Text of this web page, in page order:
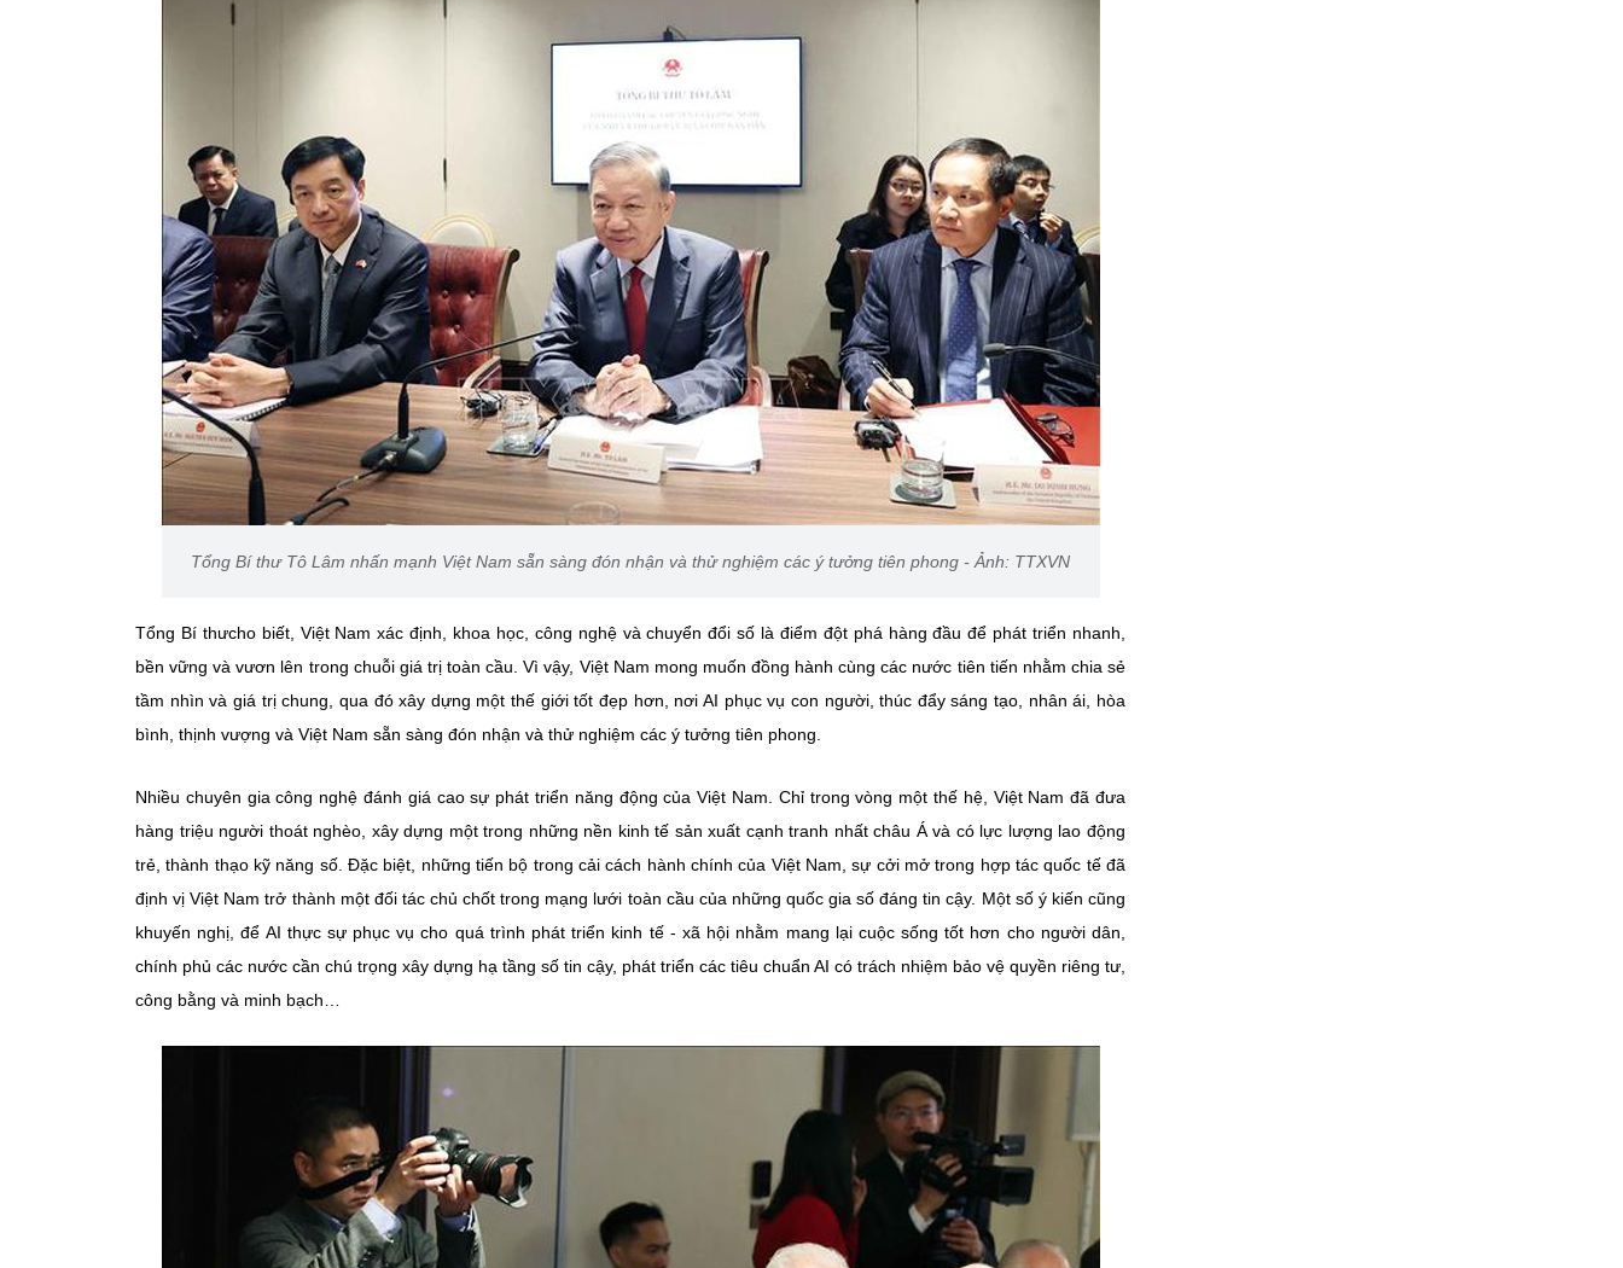
Tổng Bí thư Tô Lâm nhấn mạnh Việt Nam sẵn sàng đón nhận và thử nghiệm các ý tưởng tiên phong - Ảnh: TTXVN
Tổng Bí thưcho biết, Việt Nam xác định, khoa học, công nghệ và chuyển đổi số là điểm đột phá hàng đầu để phát triển nhanh,
bền vững và vươn lên trong chuỗi giá trị toàn cầu. Vì vậy, Việt Nam mong muốn đồng hành cùng các nước tiên tiến nhằm chia sẻ
tầm nhìn và giá trị chung, qua đó xây dựng một thế giới tốt đẹp hơn, nơi AI phục vụ con người, thúc đẩy sáng tạo, nhân ái, hòa
bình, thịnh vượng và Việt Nam sẵn sàng đón nhận và thử nghiệm các ý tưởng tiên phong.
Nhiều chuyên gia công nghệ đánh giá cao sự phát triển năng động của Việt Nam. Chỉ trong vòng một thế hệ, Việt Nam đã đưa
hàng triệu người thoát nghèo, xây dựng một trong những nền kinh tế sản xuất cạnh tranh nhất châu Á và có lực lượng lao động
trẻ, thành thạo kỹ năng số. Đặc biệt, những tiến bộ trong cải cách hành chính của Việt Nam, sự cởi mở trong hợp tác quốc tế đã
định vị Việt Nam trở thành một đối tác chủ chốt trong mạng lưới toàn cầu của những quốc gia số đáng tin cậy. Một số ý kiến cũng
khuyến nghị, để AI thực sự phục vụ cho quá trình phát triển kinh tế - xã hội nhằm mang lại cuộc sống tốt hơn cho người dân,
chính phủ các nước cần chú trọng xây dựng hạ tầng số tin cậy, phát triển các tiêu chuẩn AI có trách nhiệm bảo vệ quyền riêng tư,
công bằng và minh bạch…